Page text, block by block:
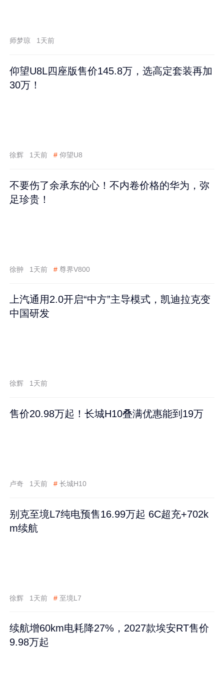
师梦琼 1天前
仰望U8L四座版售价145.8万，选高定套装再加
30万！
徐辉 1天前 # 仰望U8
不要伤了余承东的心！不内卷价格的华为，弥
足珍贵！
徐翀 1天前 # 尊界V800
上汽通用2.0开启“中方”主导模式，凯迪拉克变
中国研发
徐辉 1天前
售价20.98万起！长城H10叠满优惠能到19万
卢奇 1天前 # 长城H10
别克至境L7纯电预售16.99万起 6C超充+702k
m续航
徐辉 1天前 # 至境L7
续航增60km电耗降27%，2027款埃安RT售价
9.98万起